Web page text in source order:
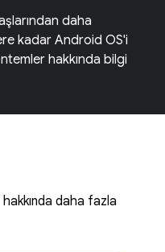
daha
kadar Android OS'i
hakkında bilgi
daha fazla